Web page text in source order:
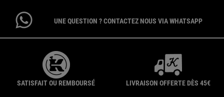
UNE QUESTION ? CONTACTEZ NOUS VIA WHATSAPP
SATISFAIT OU REMBOURSÉ LIVRAISON OFFERTE DÈS 45€